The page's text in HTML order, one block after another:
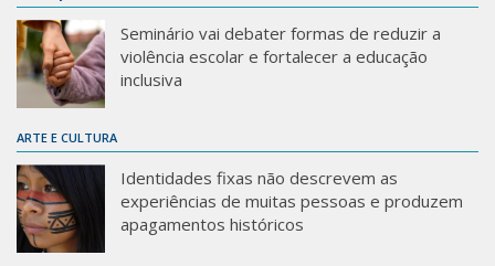
Seminário vai debater formas de reduzir a
violência escolar e fortalecer a educação
inclusiva
ARTE E CULTURA
Identidades fixas não descrevem as
experiências de muitas pessoas e produzem
apagamentos históricos